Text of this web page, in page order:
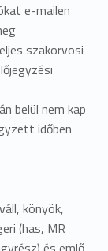
e-mailen
szakorvosi
belül nem kap
időben
könyök,
(has, MR